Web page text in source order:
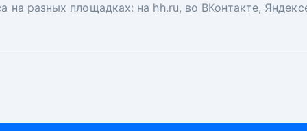
на разных площадках: на hh.ru, во ВКонтакте,
рекрутеры и проектные менеджеры hh.ru с